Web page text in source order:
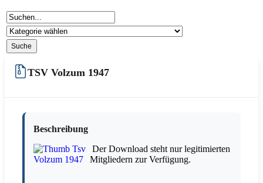
TSV Volzum 1947
Beschreibung
Der Download steht nur legitimierten
Mitgliedern zur Verfügung.